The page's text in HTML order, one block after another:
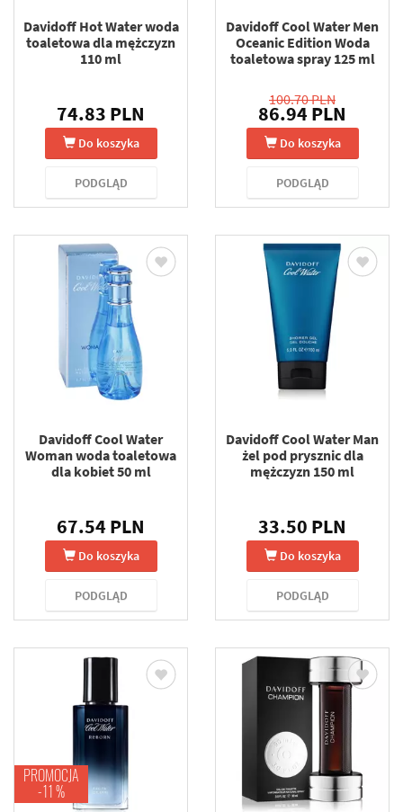
Davidoff Hot Water woda
toaletowa dla mężczyzn
110 ml
74.83 PLN
Do koszyka
PODGLĄD
Davidoff Cool Water Men
Oceanic Edition Woda
toaletowa spray 125 ml
100.70 PLN
86.94 PLN
Do koszyka
PODGLĄD
Davidoff Cool Water
Woman woda toaletowa
dla kobiet 50 ml
67.54 PLN
Do koszyka
PODGLĄD
Davidoff Cool Water Man
żel pod prysznic dla
mężczyzn 150 ml
33.50 PLN
Do koszyka
PODGLĄD
PROMOCJA
-11 %